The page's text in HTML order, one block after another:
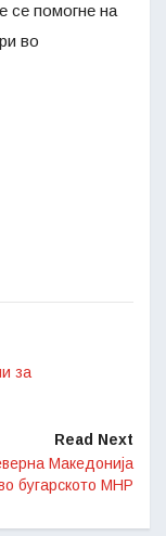
се помогне на
во
за
Read Next
Македонија
бугарското МНР